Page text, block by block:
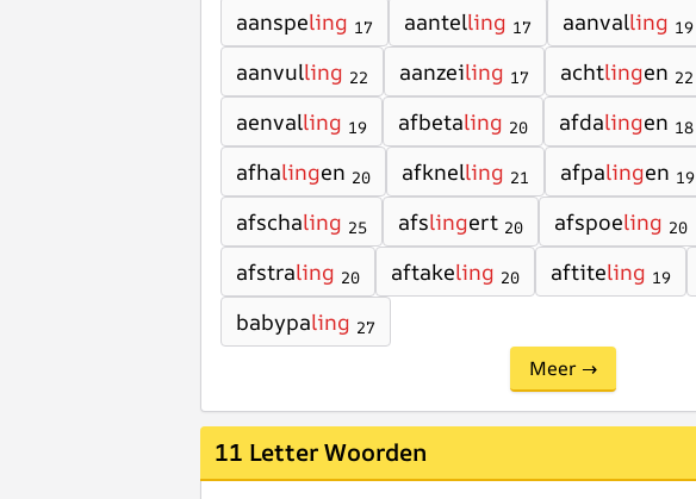
aanspeling 17 aantelling 17 aanvalling 19
aanvulling 22 aanzeiling 17 achtlingen 22
aenvalling 19 afbetaling 20 afdalingen 18
afhalingen 20 afknelling 21 afpalingen 19
afschaling 25 afslingert 20 afspoeling 20
afstraling 20 aftakeling 20 aftiteling 19
babypaling 27
Meer →
11 Letter Woorden